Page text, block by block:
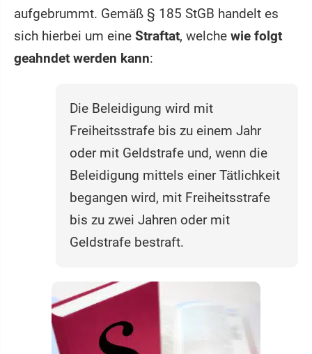
aufgebrummt. Gemäß § 185 StGB handelt es
sich hierbei um eine Straftat, welche wie folgt
geahndet werden kann:
Die Beleidigung wird mit
Freiheitsstrafe bis zu einem Jahr
oder mit Geldstrafe und, wenn die
Beleidigung mittels einer Tätlichkeit
begangen wird, mit Freiheitsstrafe
bis zu zwei Jahren oder mit
Geldstrafe bestraft.